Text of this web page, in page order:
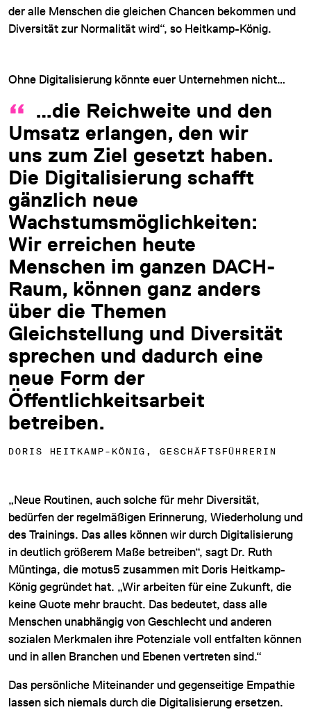
der alle Menschen die gleichen Chancen bekommen und
Diversität zur Normalität wird“, so Heitkamp-König.
Ohne Digitalisierung könnte euer Unternehmen nicht…
…die Reichweite und den
Umsatz erlangen, den wir
uns zum Ziel gesetzt haben.
Die Digitalisierung schafft
gänzlich neue
Wachstumsmöglichkeiten:
Wir erreichen heute
Menschen im ganzen DACH-
Raum, können ganz anders
über die Themen
Gleichstellung und Diversität
sprechen und dadurch eine
neue Form der
Öffentlichkeitsarbeit
betreiben.
DORIS HEITKAMP-KÖNIG, GESCHÄFTSFÜHRERIN
„Neue Routinen, auch solche für mehr Diversität,
bedürfen der regelmäßigen Erinnerung, Wiederholung und
des Trainings. Das alles können wir durch Digitalisierung
in deutlich größerem Maße betreiben“, sagt Dr. Ruth
Müntinga, die motus5 zusammen mit Doris Heitkamp-
König gegründet hat. „Wir arbeiten für eine Zukunft, die
keine Quote mehr braucht. Das bedeutet, dass alle
Menschen unabhängig von Geschlecht und anderen
sozialen Merkmalen ihre Potenziale voll entfalten können
und in allen Branchen und Ebenen vertreten sind.“
Das persönliche Miteinander und gegenseitige Empathie
lassen sich niemals durch die Digitalisierung ersetzen.